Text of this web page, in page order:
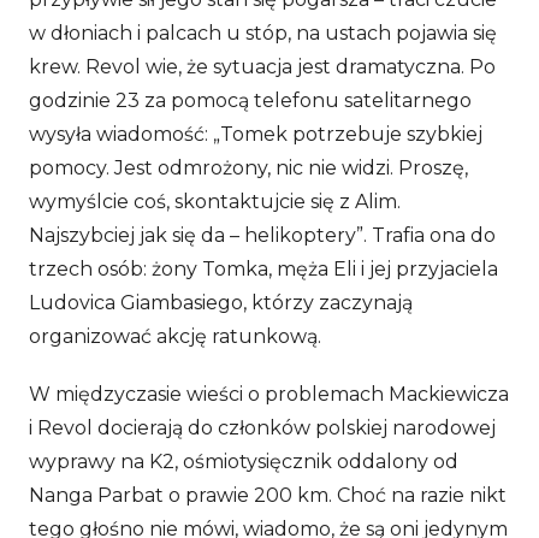
w dłoniach i palcach u stóp, na ustach pojawia się
krew. Revol wie, że sytuacja jest dramatyczna. Po
godzinie 23 za pomocą telefonu satelitarnego
wysyła wiadomość: „Tomek potrzebuje szybkiej
pomocy. Jest odmrożony, nic nie widzi. Proszę,
wymyślcie coś, skontaktujcie się z Alim.
Najszybciej jak się da – helikoptery”. Trafia ona do
trzech osób: żony Tomka, męża Eli i jej przyjaciela
Ludovica Giambasiego, którzy zaczynają
organizować akcję ratunkową.
W międzyczasie wieści o problemach Mackiewicza
i Revol docierają do członków polskiej narodowej
wyprawy na K2, ośmiotysięcznik oddalony od
Nanga Parbat o prawie 200 km. Choć na razie nikt
tego głośno nie mówi, wiadomo, że są oni jedynym